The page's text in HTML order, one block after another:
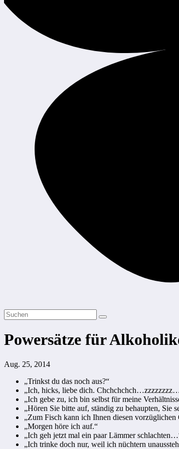
Powersätze für
Aug. 25, 2014
„Trinkst du das noch aus?“
„Ich, hicks, liebe dich.
„Ich gebe zu, ich bin selbst für meine
„Hören Sie bitte auf, ständig zu behaupten, Sie
„Zum Fisch kann ich Ihnen diesen vorzüglichen
„Morgen höre ich auf.“
„Ich geh jetzt mal ein paar Lämmer
„Ich trinke doch nur, weil ich nüchtern